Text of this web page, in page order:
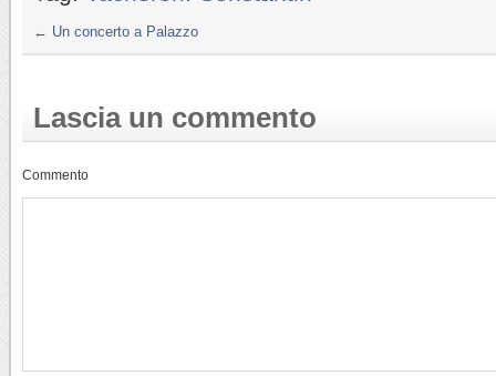
← Un concerto a Palazzo
Lascia un commento
Commento